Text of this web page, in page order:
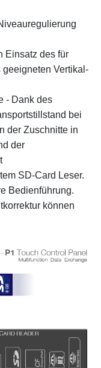
Einsatz des für
Vertikal-
- Dank des
bei
der Zuschnitte in
der
SD-Card Leser.
Bedienführung.
können